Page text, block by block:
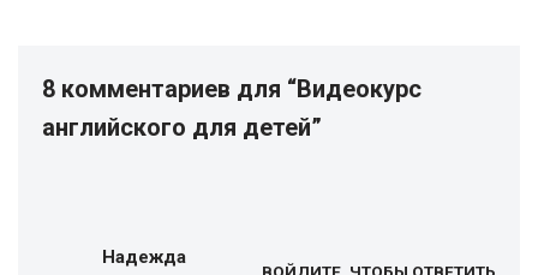
8 комментариев для “Видеокурс
английского для детей”
Надежда